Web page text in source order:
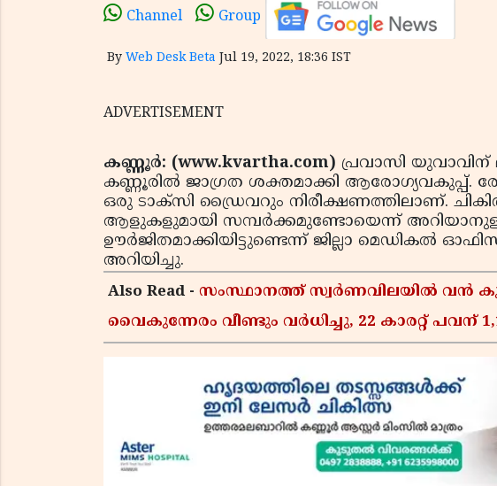
Channel Group
By Web Desk Beta Jul 19, 2022, 18:36 IST
ADVERTISEMENT
കണ്ണൂര്‍: (www.kvartha.com) പ്രവാസി യുവാവിന്
കണ്ണൂരില്‍ ജാഗ്രത ശക്തമാക്കി ആരോഗ്യവകുപ്പ്.
ഒരു ടാക്‌സി ഡ്രൈവറും നിരീക്ഷണത്തിലാണ്.
ആളുകളുമായി സമ്പര്‍ക്കമുണ്ടോയെന്ന്
ഊര്‍ജിതമാക്കിയിട്ടുണ്ടെന്ന് ജില്ലാ മെഡികല്‍
അറിയിച്ചു.
Also Read - സംസ്ഥാനത്ത് സ്വർണവിലയിൽ വൻ
വൈകുന്നേരം വീണ്ടും വർധിച്ചു, 22 കാരറ്റ് പവന്